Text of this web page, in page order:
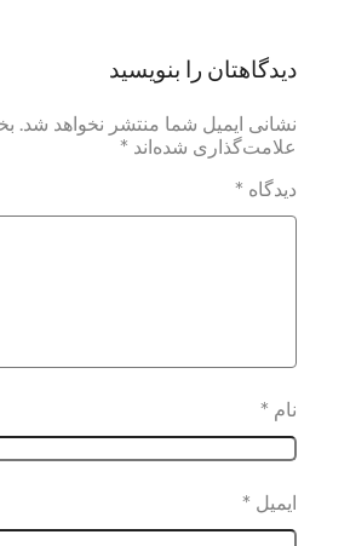
دیدگاهتان را بنویسید
نشانی ایمیل شما منتشر نخواهد شد.
علامت‌گذاری شده‌اند *
دیدگاه *
نام *
ایمیل *